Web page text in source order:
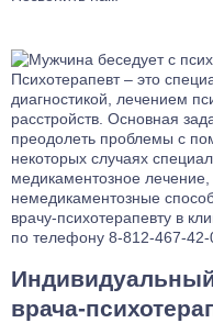
Лечение
Лечение
Лечение
Лечение ГТР
Лечение лунатизма
Лечение нервных
Лечение
Лечение
Лечение
Психотерапевт – это
диагностикой, лечением
расстройств. Основная
преодолеть проблемы с
некоторых случаях
медикаментозное
немедикаментозные
врачу-психотерапевту в
по телефону 8-812-467-42-
врача-